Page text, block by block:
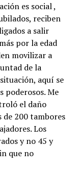
es social ,
reciben
a salir
por la edad
movilizar a
de la
aquí se
poderosos. Me
el daño
de 200 tambores
Los
y no 45 y
que no